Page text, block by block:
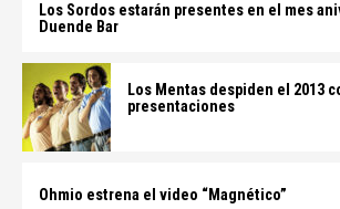
Los Sordos estarán presentes en el mes
Duende Bar
Los Mentas despiden el 2013
presentaciones
Ohmio estrena el video “Magnético”